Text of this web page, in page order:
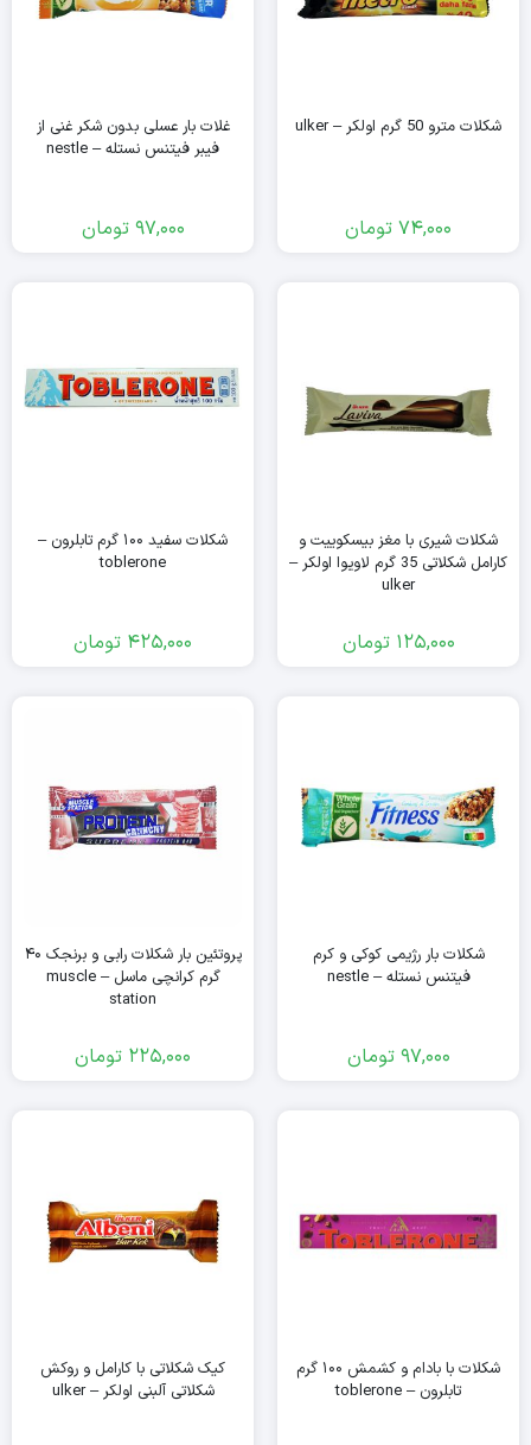
شکلات مترو 50 گرم اولکر – ulker
74,000 تومان
غلات بار عسلی بدون شکر غنی از
فیبر فیتنس نستله – nestle
97,000 تومان
شکلات شیری با مغز بیسکوییت و
کارامل شکلاتی 35 گرم لاویوا اولکر –
ulker
125,000 تومان
شکلات سفید ۱۰۰ گرم تابلرون –
toblerone
425,000 تومان
شکلات بار رژیمی کوکی و کرم
فیتنس نستله – nestle
97,000 تومان
پروتئین بار شکلات رابی و برنجک ۴۰
گرم کرانچی ماسل – muscle
station
225,000 تومان
شکلات با بادام و کشمش ۱۰۰ گرم
تابلرون – toblerone
کیک شکلاتی با کارامل و روکش
شکلاتی آلبنی اولکر – ulker